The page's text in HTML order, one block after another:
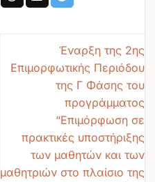
Έναρξη της 2ης
Επιμορφωτικής Περιόδου
της Γ Φάσης του
προγράμματος
“Επιμόρφωση σε
πρακτικές υποστήριξης
των μαθητών και των
μαθητριών στο πλαίσιο της